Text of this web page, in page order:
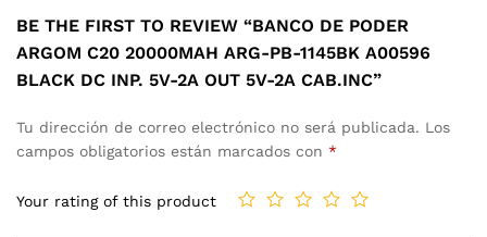
BE THE FIRST TO REVIEW “BANCO DE PODER
ARGOM C20 20000MAH ARG-PB-1145BK A00596
BLACK DC INP. 5V-2A OUT 5V-2A CAB.INC”
Tu dirección de correo electrónico no será publicada. Los
campos obligatorios están marcados con *
Your rating of this product